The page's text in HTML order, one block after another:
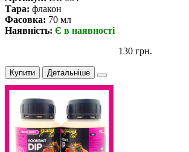
Тара: флакон
Фасовка: 70 мл
Наявність: Є в наявності
130 грн.
Купити Детальніше